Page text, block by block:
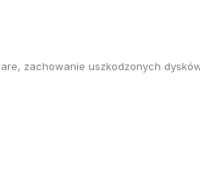
zachowanie uszkodzonych